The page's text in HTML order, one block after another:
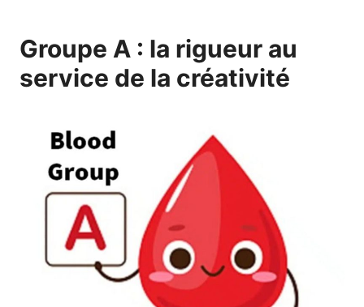
Groupe A : la rigueur au
service de la créativité